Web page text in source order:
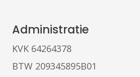
Administratie
KVK 64264378
BTW 209345895B01